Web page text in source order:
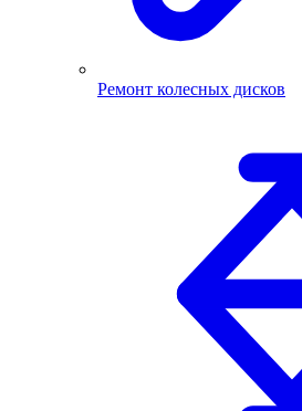
Ремонт колесных дисков